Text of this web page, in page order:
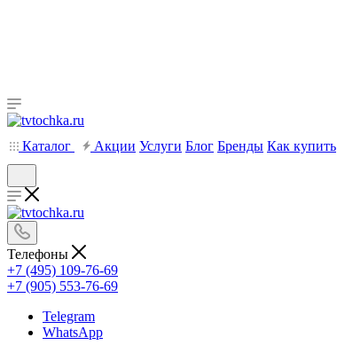
Каталог Акции Услуги Блог Бренды Как купить
Телефоны
+7 (495) 109-76-69
+7 (905) 553-76-69
Telegram
WhatsApp